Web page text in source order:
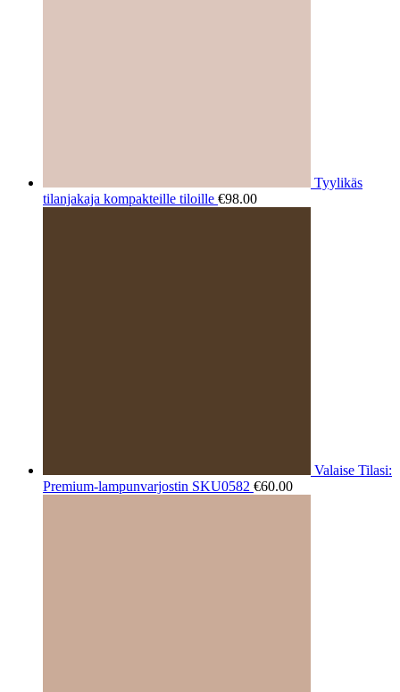
Tyylikäs
tilanjakaja kompakteille tiloille €98.00
Valaise Tilasi:
Premium-lampunvarjostin SKU0582 €60.00